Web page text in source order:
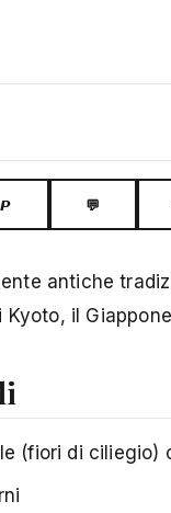
𝙋 💬
antiche
Kyoto, il
(fiori di